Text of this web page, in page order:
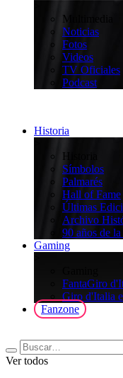
Multimedia
Noticias
Fotos
Videos
TV Oficiales
Podcast
Historia
Historia
Símbolos
Palmarés
Hall of Fame
Últimas
Archivo
90 años de
Gaming
FantaGiro
Giro d'Italia
Fanzone
Ver todos